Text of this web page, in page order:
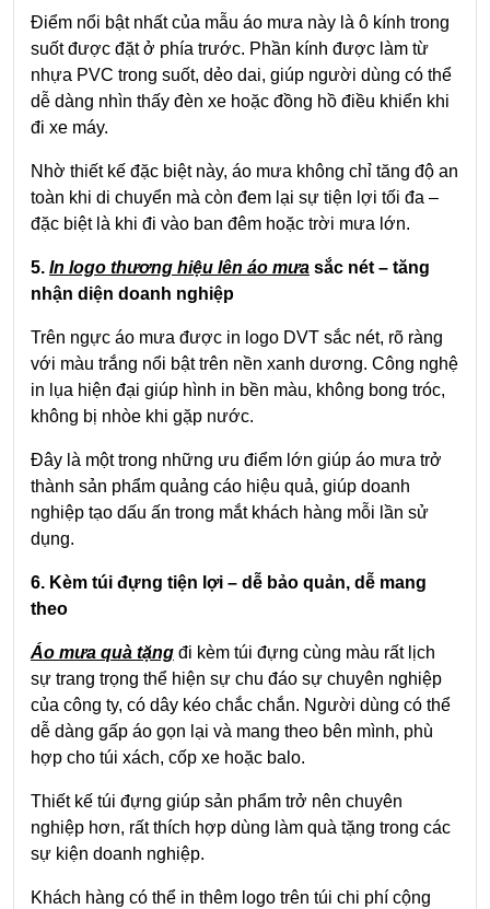
Điểm nổi bật nhất của mẫu áo mưa này là ô kính trong
suốt được đặt ở phía trước. Phần kính được làm từ
nhựa PVC trong suốt, dẻo dai, giúp người dùng có thể
dễ dàng nhìn thấy đèn xe hoặc đồng hồ điều khiển khi
đi xe máy.
Nhờ thiết kế đặc biệt này, áo mưa không chỉ tăng độ an
toàn khi di chuyển mà còn đem lại sự tiện lợi tối đa –
đặc biệt là khi đi vào ban đêm hoặc trời mưa lớn.
5. In logo thương hiệu lên áo mưa sắc nét – tăng
nhận diện doanh nghiệp
Trên ngực áo mưa được in logo DVT sắc nét, rõ ràng
với màu trắng nổi bật trên nền xanh dương. Công nghệ
in lụa hiện đại giúp hình in bền màu, không bong tróc,
không bị nhòe khi gặp nước.
Đây là một trong những ưu điểm lớn giúp áo mưa trở
thành sản phẩm quảng cáo hiệu quả, giúp doanh
nghiệp tạo dấu ấn trong mắt khách hàng mỗi lần sử
dụng.
6. Kèm túi đựng tiện lợi – dễ bảo quản, dễ mang
theo
Áo mưa quà tặng đi kèm túi đựng cùng màu rất lịch
sự trang trọng thể hiện sự chu đáo sự chuyên nghiệp
của công ty, có dây kéo chắc chắn. Người dùng có thể
dễ dàng gấp áo gọn lại và mang theo bên mình, phù
hợp cho túi xách, cốp xe hoặc balo.
Thiết kế túi đựng giúp sản phẩm trở nên chuyên
nghiệp hơn, rất thích hợp dùng làm quà tặng trong các
sự kiện doanh nghiệp.
Khách hàng có thể in thêm logo trên túi chi phí cộng